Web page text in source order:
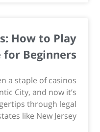
How to Play
Beginners
a staple of casinos
City, and now it’s
through legal
like New Jersey,...